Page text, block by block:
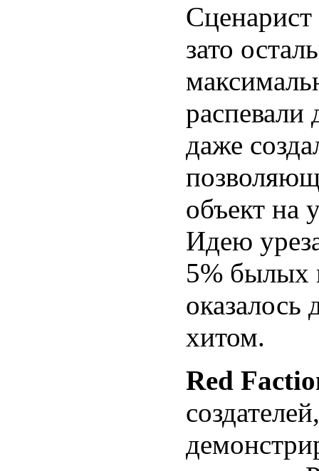
зато
даже
объект на
Идею
5% былых
оказалось
хитом.
Red